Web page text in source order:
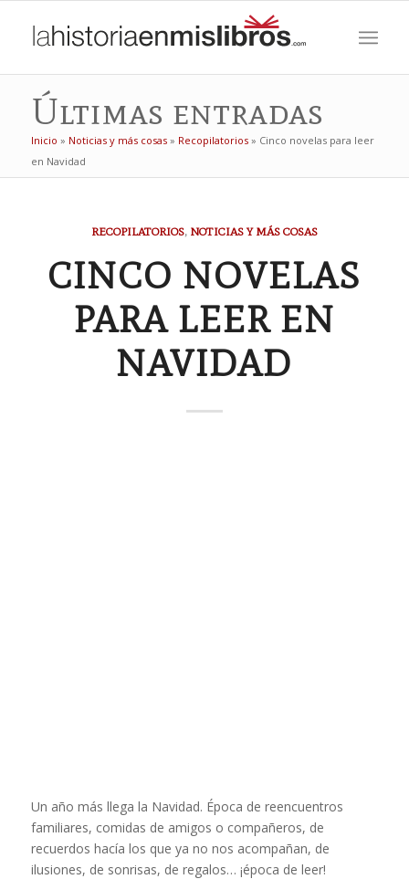
Últimas entradas
Inicio » Noticias y más cosas» Recopilatorios» Cinco novelas para leer
en Navidad
RECOPILATORIOS, NOTICIAS Y MÁS COSAS
CINCO NOVELAS
PARA LEER EN
NAVIDAD
Un año más llega la Navidad. Época de reencuentros
familiares, comidas de amigos o compañeros, de
recuerdos hacía los que ya no nos acompañan, de
ilusiones, de sonrisas, de regalos… ¡época de leer!